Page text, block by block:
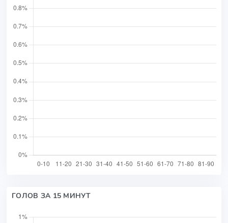
ГОЛОВ ЗА 15 МИНУТ